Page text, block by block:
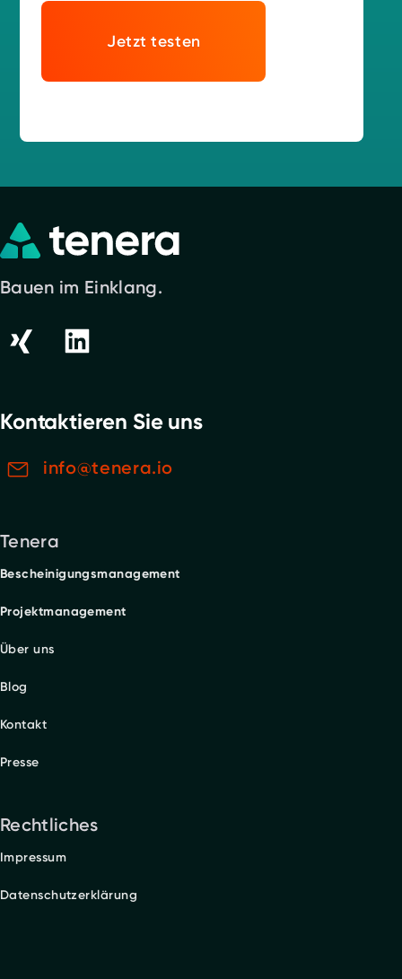
Jetzt testen
Bauen im Einklang.
Kontaktieren Sie uns
info@tenera.io
Tenera
Bescheinigungsmanagement
Projektmanagement
Über uns
Blog
Kontakt
Presse
Rechtliches
Impressum
Datenschutzerklärung